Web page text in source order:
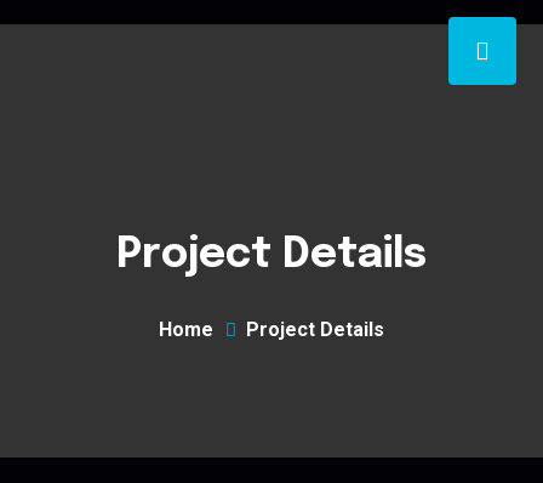
Project Details
Home Project Details